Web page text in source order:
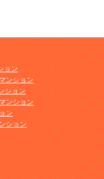
ョン
ンション
ション
ンション
ン
ション